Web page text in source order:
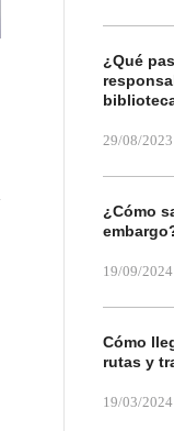
¿Qué
29/08/2023
¿Cómo
19/09/2024
Cómo
rutas y
19/03/2024